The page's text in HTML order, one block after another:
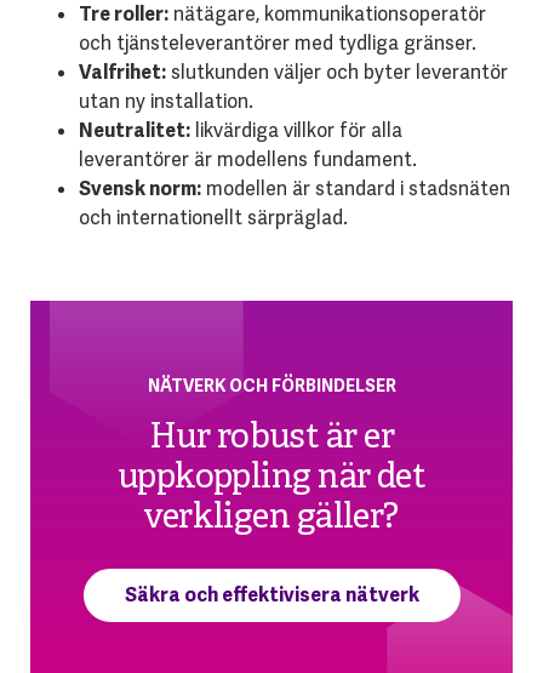
Tre roller:nätägare, kommunikationsoperatör
och tjänsteleverantörer med tydliga gränser.
Valfrihet:slutkunden väljer och byter leverantör
utan ny installation.
Neutralitet:likvärdiga villkor för alla
leverantörer är modellens fundament.
Svensk norm:modellen är standard i stadsnäten
och internationellt särpräglad.
NÄTVERK OCH FÖRBINDELSER
Hur robust är er
uppkoppling när det
verkligen gäller?
Säkra och effektivisera nätverk